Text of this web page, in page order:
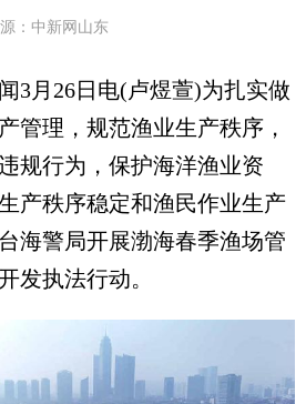
：中新网山东
月26日电(卢煜萱)为扎实做
管理，规范渔业生产秩序，
规行为，保护海洋渔业资
产秩序稳定和渔民作业生产
海警局开展渤海春季渔场管
发执法行动。